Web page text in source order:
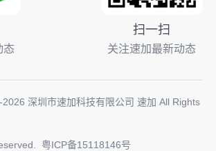
态
扫一扫
关注速加最新动态
2026 深圳市速加科技有限公司 速加 All Rights
粤ICP备15118146号